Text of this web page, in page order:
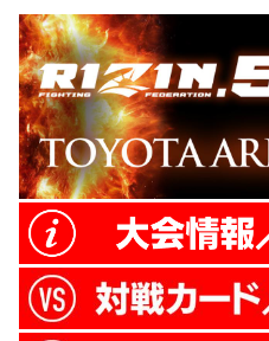
武志、RENA
倉カンナと
2017年年末、
級トー...